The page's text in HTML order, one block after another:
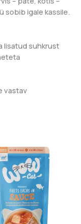
sobib igale kassile.
lisatud suhkrust
vastav